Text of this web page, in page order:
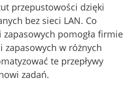
przepustowości dzięki
bez sieci LAN. Co
pomogła firmie
zapasowych w różnych
te przepływy
zadań.